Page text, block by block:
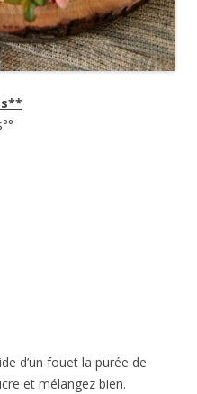
d’un fouet la purée de
et mélangez bien.